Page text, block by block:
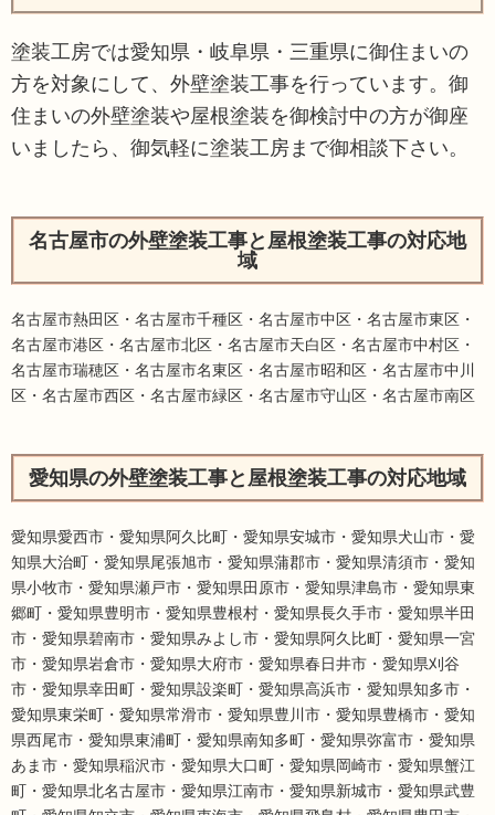
塗装工房では愛知県・岐阜県・三重県に御住まいの
方を対象にして、外壁塗装工事を行っています。御
住まいの外壁塗装や屋根塗装を御検討中の方が御座
いましたら、御気軽に塗装工房まで御相談下さい。
名古屋市の外壁塗装工事と屋根塗装工事の対応地
域
名古屋市熱田区・名古屋市千種区・名古屋市中区・名古屋市東区・
名古屋市港区・名古屋市北区・名古屋市天白区・名古屋市中村区・
名古屋市瑞穂区・名古屋市名東区・名古屋市昭和区・名古屋市中川
区・名古屋市西区・名古屋市緑区・名古屋市守山区・名古屋市南区
愛知県の外壁塗装工事と屋根塗装工事の対応地域
愛知県愛西市・愛知県阿久比町・愛知県安城市・愛知県犬山市・愛
知県大治町・愛知県尾張旭市・愛知県蒲郡市・愛知県清須市・愛知
県小牧市・愛知県瀬戸市・愛知県田原市・愛知県津島市・愛知県東
郷町・愛知県豊明市・愛知県豊根村・愛知県長久手市・愛知県半田
市・愛知県碧南市・愛知県みよし市・愛知県阿久比町・愛知県一宮
市・愛知県岩倉市・愛知県大府市・愛知県春日井市・愛知県刈谷
市・愛知県幸田町・愛知県設楽町・愛知県高浜市・愛知県知多市・
愛知県東栄町・愛知県常滑市・愛知県豊川市・愛知県豊橋市・愛知
県西尾市・愛知県東浦町・愛知県南知多町・愛知県弥富市・愛知県
あま市・愛知県稲沢市・愛知県大口町・愛知県岡崎市・愛知県蟹江
町・愛知県北名古屋市・愛知県江南市・愛知県新城市・愛知県武豊